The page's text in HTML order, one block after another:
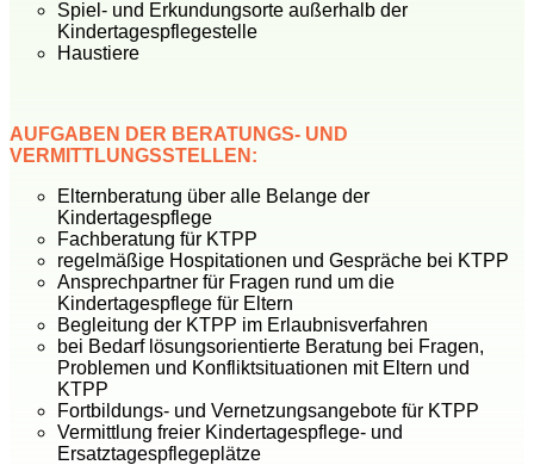
Spiel- und Erkundungsorte außerhalb der
Kindertagespflegestelle
Haustiere
AUFGABEN DER BERATUNGS- UND
VERMITTLUNGSSTELLEN:
Elternberatung über alle Belange der
Kindertagespflege
Fachberatung für KTPP
regelmäßige Hospitationen und Gespräche bei KTPP
Ansprechpartner für Fragen rund um die
Kindertagespflege für Eltern
Begleitung der KTPP im Erlaubnisverfahren
bei Bedarf lösungsorientierte Beratung bei Fragen,
Problemen und Konfliktsituationen mit Eltern und
KTPP
Fortbildungs- und Vernetzungsangebote für KTPP
Vermittlung freier Kindertagespflege- und
Ersatztagespflegeplätze